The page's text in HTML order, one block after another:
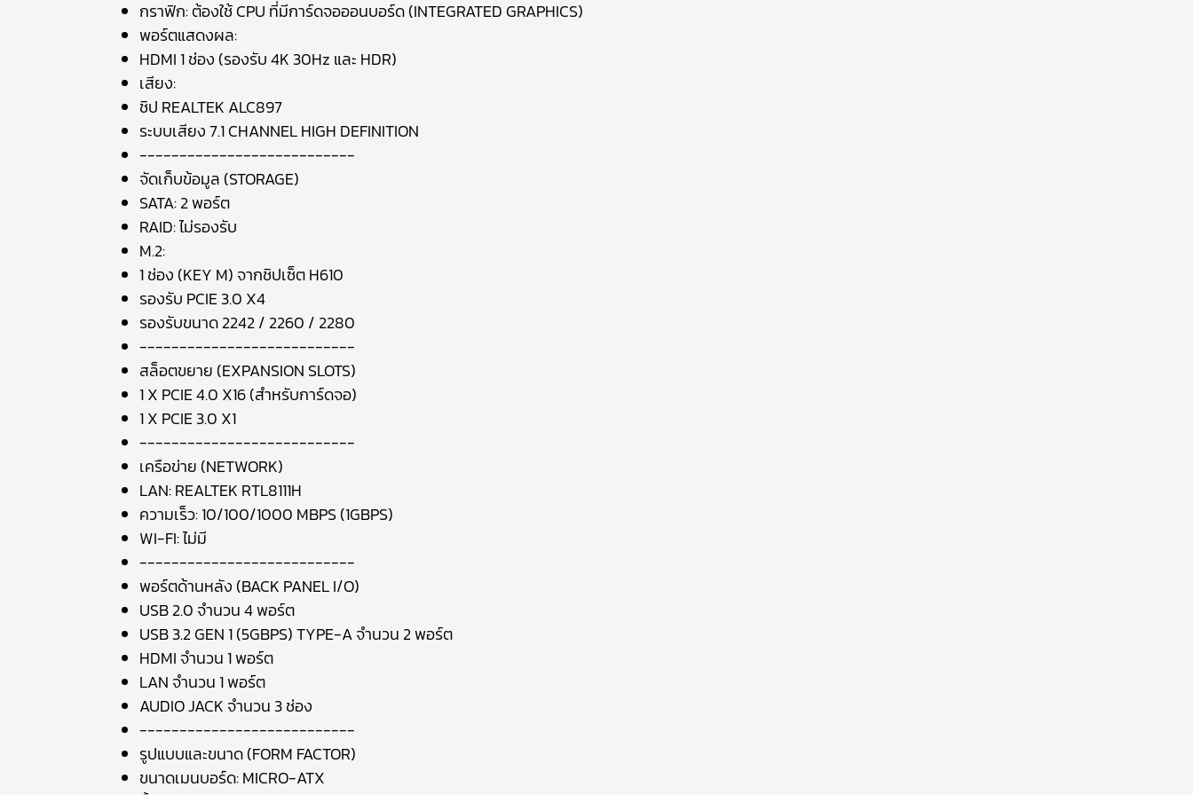
กราฟิก: ต้องใช้ CPU ที่มีการ์ดจอออนบอร์ด (INTEGRATED GRAPHICS)
พอร์ตแสดงผล:
HDMI 1 ช่อง (รองรับ 4K 30Hz และ HDR)
เสียง:
ชิป REALTEK ALC897
ระบบเสียง 7.1 CHANNEL HIGH DEFINITION
---------------------------
จัดเก็บข้อมูล (STORAGE)
SATA: 2 พอร์ต
RAID: ไม่รองรับ
M.2:
1 ช่อง (KEY M) จากชิปเซ็ต H610
รองรับ PCIE 3.0 X4
รองรับขนาด 2242 / 2260 / 2280
---------------------------
สล็อตขยาย (EXPANSION SLOTS)
1 X PCIE 4.0 X16 (สำหรับการ์ดจอ)
1 X PCIE 3.0 X1
---------------------------
เครือข่าย (NETWORK)
LAN: REALTEK RTL8111H
ความเร็ว: 10/100/1000 MBPS (1GBPS)
WI-FI: ไม่มี
---------------------------
พอร์ตด้านหลัง (BACK PANEL I/O)
USB 2.0 จำนวน 4 พอร์ต
USB 3.2 GEN 1 (5GBPS) TYPE-A จำนวน 2 พอร์ต
HDMI จำนวน 1 พอร์ต
LAN จำนวน 1 พอร์ต
AUDIO JACK จำนวน 3 ช่อง
---------------------------
รูปแบบและขนาด (FORM FACTOR)
ขนาดเมนบอร์ด: MICRO-ATX